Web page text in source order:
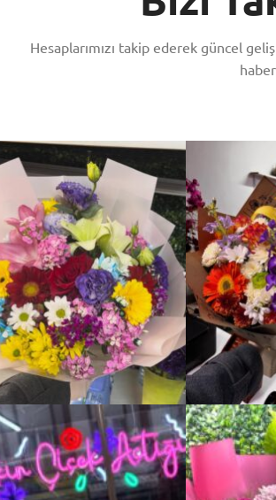
Hesaplarımızı takip ederek güncel